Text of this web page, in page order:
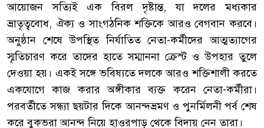
আয়োজন সত্যিই এক বিরল দৃষ্টান্ত, যা দলের মধ্যকার
ভ্রাতৃত্ববোধ, ঐক্য ও সাংগঠনিক শক্তিকে আরও বেগবান করবে।
অনুষ্ঠান শেষে উপস্থিত নির্যাতিত নেতা-কর্মীদের আত্মত্যাগের
স্মৃতিচারণ করে তাদের হাতে সম্মাননা ক্রেস্ট ও উপহার তুলে
দেওয়া হয়। একই সঙ্গে ভবিষ্যতে দলকে আরও শক্তিশালী করতে
একযোগে কাজ করার অঙ্গীকার ব্যক্ত করেন নেতা-কর্মীরা।
পরবর্তীতে সন্ধ্যা ছয়টার দিকে আনন্দভ্রমণ ও পুনর্মিলনী পর্ব শেষ
করে বুকভরা আনন্দ নিয়ে হাওরপাড় থেকে বিদায় নেন তারা।